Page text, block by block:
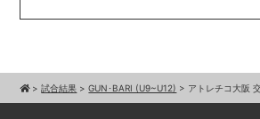
>試合結果 >GUN･BARI (U9~U12) > アトレチコ大阪